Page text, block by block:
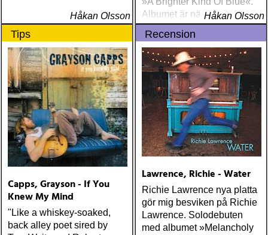
Håkan Olsson
Albumet är nära, enkelt och
ärligt och handlar om
upplevelser och historier
från en ung mans liv
Håkan Olsson
Tips
Capps, Grayson - If You
Knew My Mind
"Like a whiskey-soaked,
back alley poet sired by
Recension
Lawrence, Richie - Water
Richie Lawrence nya platta
gör mig besviken på Richie
Lawrence. Solodebuten
med albumet »Melancholy